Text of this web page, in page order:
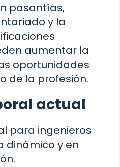
pasantías,
y la
aumentar la
oportunidades
de la profesión.
actual
para ingenieros
dinámico y en